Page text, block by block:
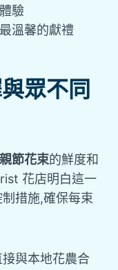
驗
溫馨的獻禮
眾不同
節花束的鮮度和
花店明白這一
措施,確保每束
與本地花農合